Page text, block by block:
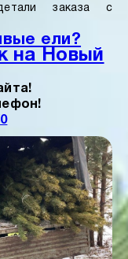
заказа с
ели?
на Новый